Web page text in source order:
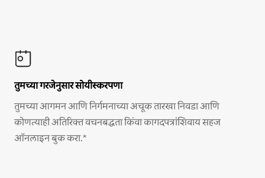
तुमच्या गरजेनुसार सोयीस्करपणा
तुमच्या आगमन आणि निर्गमनाच्या अचूक तारखा निवडा आणि
कोणत्याही अतिरिक्त वचनबद्धता किंवा कागदपत्रांशिवाय सहज
ऑनलाइन बुक करा.*